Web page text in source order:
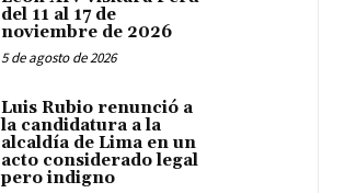
del 11 al 17 de
noviembre de 2026
5 de agosto de 2026
Luis Rubio renunció a
la candidatura a la
alcaldía de Lima en un
acto considerado legal
pero indigno